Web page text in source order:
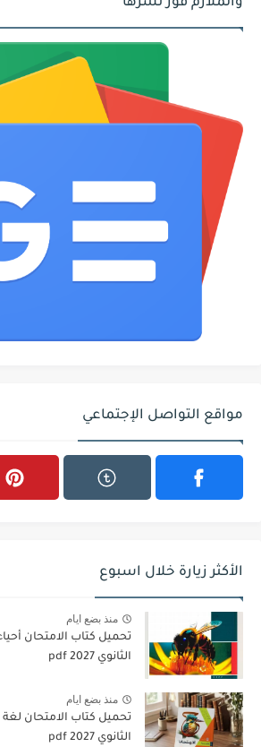
والملازم فور نشرها
مواقع التواصل الإجتماعي
الأكثر زيارة خلال اسبوع
منذ بضع ايام
تحميل كتاب الامتحان
الثانوي 2027 pdf
منذ بضع ايام
تحميل كتاب الامتحان
الثانوي 2027 pdf